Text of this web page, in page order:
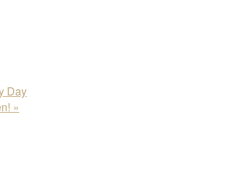
Day
»